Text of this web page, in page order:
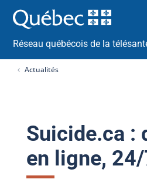
Réseau québécois de la
Actualités
Suicide.ca :
en ligne,